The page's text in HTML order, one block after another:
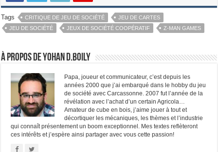
Tags CRITIQUE DE JEU DE SOCIÉTÉ
JEU DE CARTES
JEU DE SOCIÉTÉ
JEUX DE SOCIÉTÉ COOPÉRATIF Z-MAN GAMES
À propos de Yohan D.Boily
Papa, joueur et communicateur, c’est depuis les
années 2000 que j’ai embarqué dans le hobby du jeu
de société avec Carcassonne. 2007 fut l’année de la
révélation avec l’achat d’un certain Agricola…
Amateur de cube en bois, j’aime jouer à tout et
décortiquer les mécaniques, les thèmes et l’industrie
qui connaît présentement un boom exceptionnel. Mes textes reflèteront
ces intérêts et j’espère ainsi partager avec vous cette passion!